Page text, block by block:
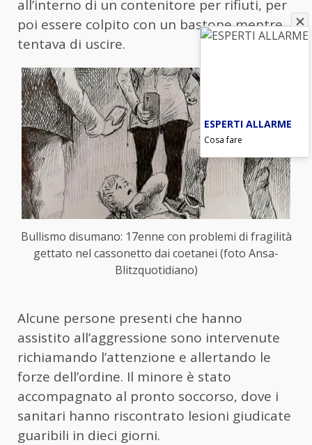
all’interno di un contenitore per rifiuti, per
poi essere colpito con un bastone mentre
tentava di uscire.
Bullismo disumano: 17enne con problemi di fragilità
gettato nel cassonetto dai coetanei (foto Ansa-
Blitzquotidiano)
Alcune persone presenti che hanno
assistito all’aggressione sono intervenute
richiamando l’attenzione e allertando le
forze dell’ordine. Il minore è stato
accompagnato al pronto soccorso, dove i
sanitari hanno riscontrato lesioni giudicate
guaribili in dieci giorni.
ESPERTI ALLARME
Cosa fare